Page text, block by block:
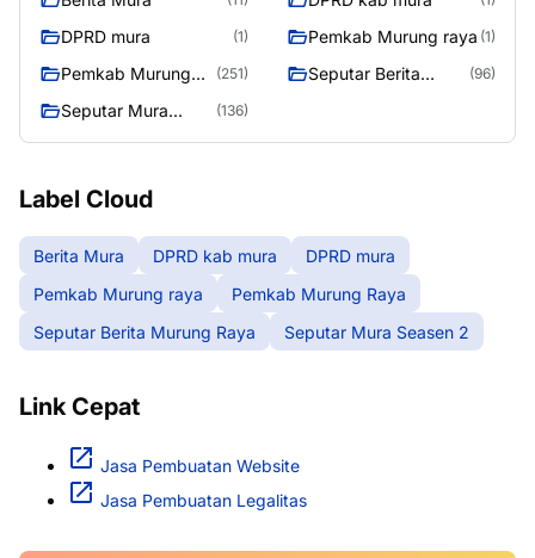
DPRD mura (1) Pemkab Murung raya (1)
Pemkab Murung
(251)
Seputar Berita
(96)
Seputar Mura
(136)
Label Cloud
Berita Mura DPRD kab mura
DPRD mura
Pemkab Murung raya
Pemkab Murung Raya
Seputar Berita Murung Raya
Seputar Mura Seasen 2
Link Cepat
Jasa Pembuatan Website
Jasa Pembuatan Legalitas